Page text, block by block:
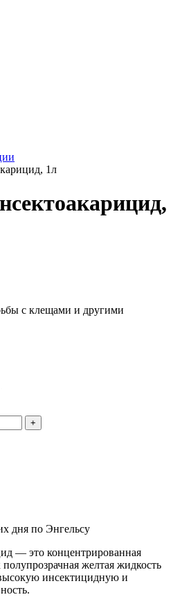
1л
с клещами и другими
+
дня по Энгельсу
— это концентрированная
желтая жидкость
инсектицидную и